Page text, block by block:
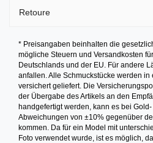
Retoure
* Preisangaben beinhalten die
mögliche Steuern und Versandkosten
Deutschlands und der EU. Für andere
anfallen. Alle Schmuckstücke werden
versichert geliefert. Die
der Übergabe des Artikels an den
handgefertigt werden, kann es bei
Abweichungen von ±10% gegenüber
kommen. Da für ein Model mit
Foto verwendet wurde, ist es möglich,